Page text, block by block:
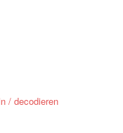
/ decodieren